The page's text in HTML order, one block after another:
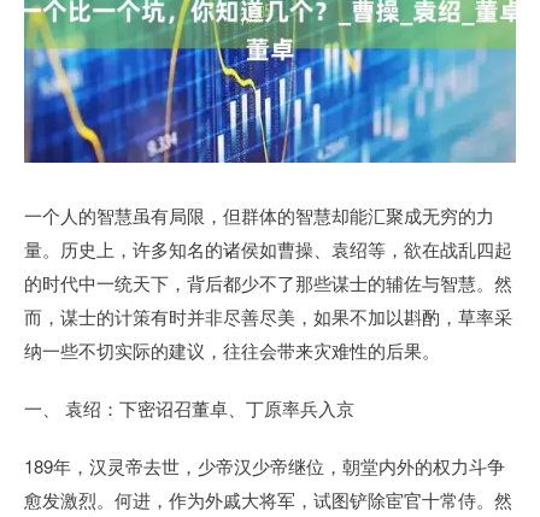
一个人的智慧虽有局限，但群体的智慧却能汇聚成无穷的力
量。历史上，许多知名的诸侯如曹操、袁绍等，欲在战乱四起
的时代中一统天下，背后都少不了那些谋士的辅佐与智慧。然
而，谋士的计策有时并非尽善尽美，如果不加以斟酌，草率采
纳一些不切实际的建议，往往会带来灾难性的后果。
一、 袁绍：下密诏召董卓、丁原率兵入京
189年，汉灵帝去世，少帝汉少帝继位，朝堂内外的权力斗争
愈发激烈。何进，作为外戚大将军，试图铲除宦官十常侍。然